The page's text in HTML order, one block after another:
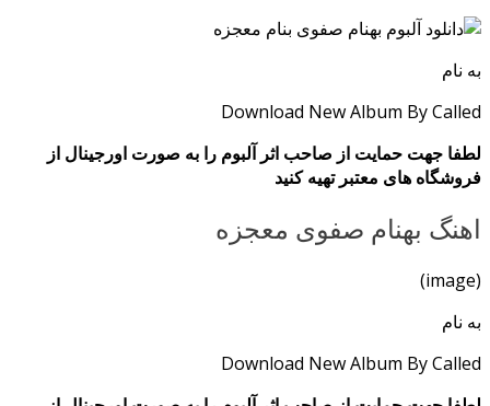
به نام
Download New Album By Called
لطفا جهت حمایت از صاحب اثر آلبوم را به صورت اورجینال از
فروشگاه های معتبر تهیه کنید
اهنگ بهنام صفوی معجزه
(image)
به نام
Download New Album By Called